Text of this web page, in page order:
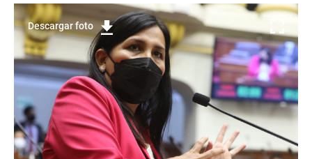
Descargar foto